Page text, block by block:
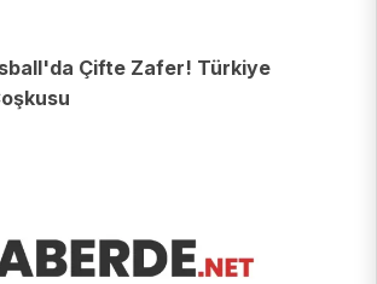
Çifte Zafer! Türkiye